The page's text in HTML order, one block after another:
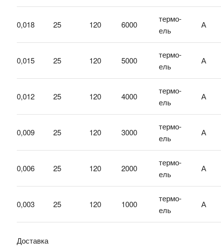
0,018 25 120 6000
термо-
ель
А
0,015 25 120 5000
термо-
ель
А
0,012 25 120 4000
термо-
ель
А
0,009 25 120 3000
термо-
ель
А
0,006 25 120 2000
термо-
ель
А
0,003 25 120 1000
термо-
ель
А
Доставка